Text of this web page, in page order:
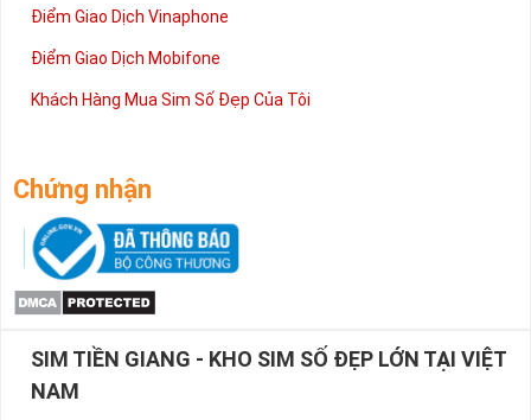
Điểm Giao Dịch Vinaphone
Điểm Giao Dịch Mobifone
Khách Hàng Mua Sim Số Đẹp Của Tôi
Chứng nhận
SIM TIỀN GIANG - KHO SIM SỐ ĐẸP LỚN TẠI VIỆT
NAM